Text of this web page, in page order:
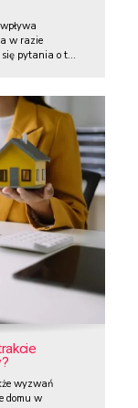
w razie
pytania o to,
do
nie pokryje
wyzwań
domu w